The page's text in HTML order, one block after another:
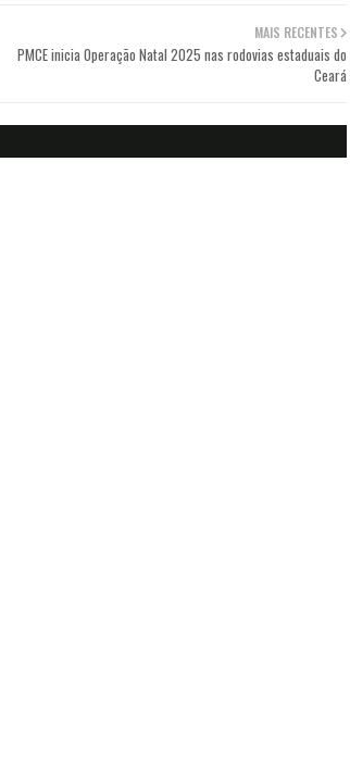
MAIS RECENTES
PMCE inicia Operação Natal 2025 nas rodovias estaduais do
Ceará